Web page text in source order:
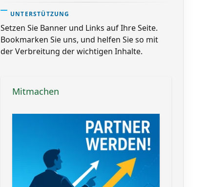
UNTERSTÜTZUNG
Setzen Sie Banner und Links auf Ihre Seite.
Bookmarken Sie uns, und helfen Sie so mit
der Verbreitung der wichtigen Inhalte.
Mitmachen